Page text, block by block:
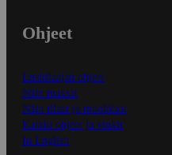
Ohjeet
Ensitilaajan ohjeet
Näin maksat
Näin tilaat ja muokkaat
Kaikki ohjeet ja vinkit
In English